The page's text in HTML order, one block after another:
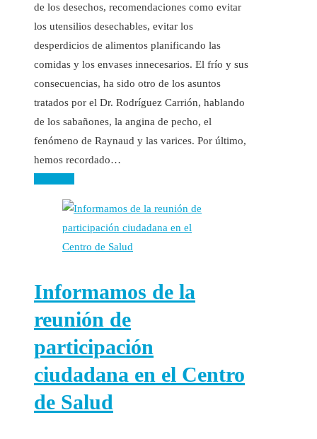
de los desechos, recomendaciones como evitar
los utensilios desechables, evitar los
desperdicios de alimentos planificando las
comidas y los envases innecesarios. El frío y sus
consecuencias, ha sido otro de los asuntos
tratados por el Dr. Rodríguez Carrión, hablando
de los sabañones, la angina de pecho, el
fenómeno de Raynaud y las varices. Por último,
hemos recordado…
Informamos de la
reunión de
participación
ciudadana en el Centro
de Salud